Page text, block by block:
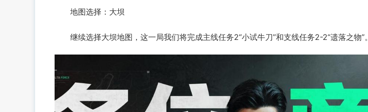
地图选择：大坝
继续选择大坝地图，这一局我们将完成主线任务2“小试牛刀”和支线任务2-2“遗落之物”。